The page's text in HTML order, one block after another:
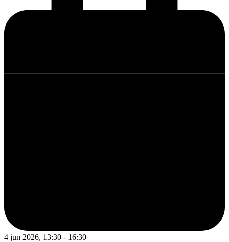
4 jun 2026, 13:30 - 16:30